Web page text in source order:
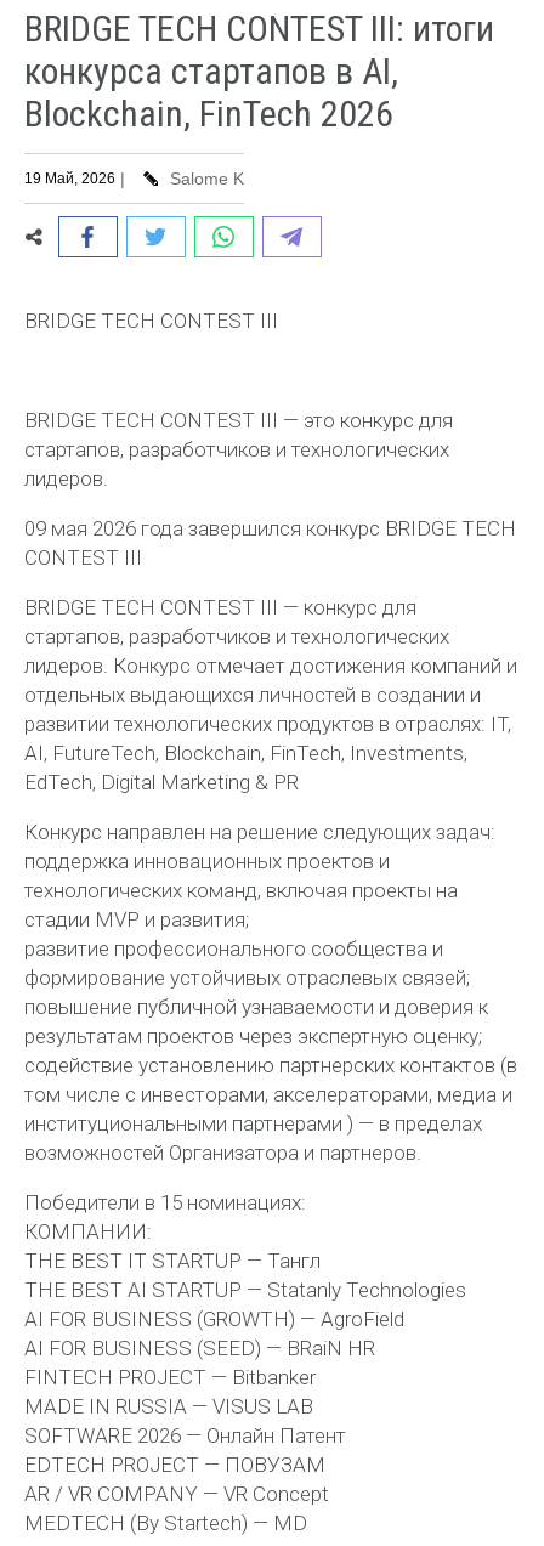
BRIDGE TECH CONTEST III: итоги
конкурса стартапов в AI,
Blockchain, FinTech 2026
19 Май, 2026 | Salome K
BRIDGE TECH CONTEST III
BRIDGE TECH CONTEST III — это конкурс для
стартапов, разработчиков и технологических
лидеров.
09 мая 2026 года завершился конкурс BRIDGE TECH
CONTEST III
BRIDGE TECH CONTEST III — конкурс для
стартапов, разработчиков и технологических
лидеров. Конкурс отмечает достижения компаний и
отдельных выдающихся личностей в создании и
развитии технологических продуктов в отраслях: IT,
AI, FutureTech, Blockchain, FinTech, Investments,
EdTech, Digital Marketing & PR
Конкурс направлен на решение следующих задач:
поддержка инновационных проектов и
технологических команд, включая проекты на
стадии MVP и развития;
развитие профессионального сообщества и
формирование устойчивых отраслевых связей;
повышение публичной узнаваемости и доверия к
результатам проектов через экспертную оценку;
содействие установлению партнерских контактов (в
том числе с инвесторами, акселераторами, медиа и
институциональными партнерами ) — в пределах
возможностей Организатора и партнеров.
Победители в 15 номинациях:
КОМПАНИИ:
THE BEST IT STARTUP — Тангл
THE BEST AI STARTUP — Statanly Technologies
AI FOR BUSINESS (GROWTH) — AgroField
AI FOR BUSINESS (SEED) — BRaiN HR
FINTECH PROJECT — Bitbanker
MADE IN RUSSIA — VISUS LAB
SOFTWARE 2026 — Онлайн Патент
EDTECH PROJECT — ПОВУЗАМ
AR / VR COMPANY — VR Concept
MEDTECH (By Startech) — MD